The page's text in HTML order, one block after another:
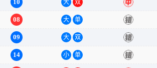
10 大 双 中
08 大 单 错
09 大 双 错
14 小 单 错